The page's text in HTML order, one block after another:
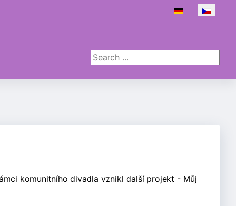
Zvolte jazyk
Search ...
komunitního divadla vznikl další projekt - Můj